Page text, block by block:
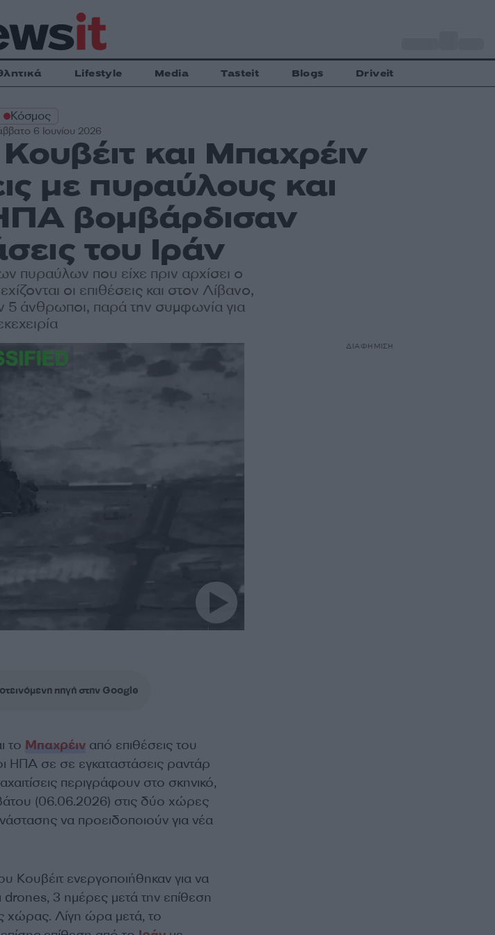
Lifestyle Media Tasteit Blogs Driveit
Κόσμος
6 Ιουνίου 2026
και Μπαχρέιν
με πυραύλους και
βομβάρδισαν
του Ιράν
πυραύλων που είχε πριν αρχίσει ο
οι επιθέσεις και στον Λίβανο,
άνθρωποι, παρά την συμφωνία για
πηγή στην Google
το Μπαχρέιναπό επιθέσεις του
ΗΠΑ σε σε εγκαταστάσεις ραντάρ
περιγράφουν στο σκηνικό,
(06.06.2026) στις δύο χώρες
να προειδοποιούν για νέα
Κουβέιτ ενεργοποιήθηκαν για να
3 ημέρες μετά την επίθεση
χώρας. Λίγη ώρα μετά, το
ΔΙΑΦΗΜΙΣΗ